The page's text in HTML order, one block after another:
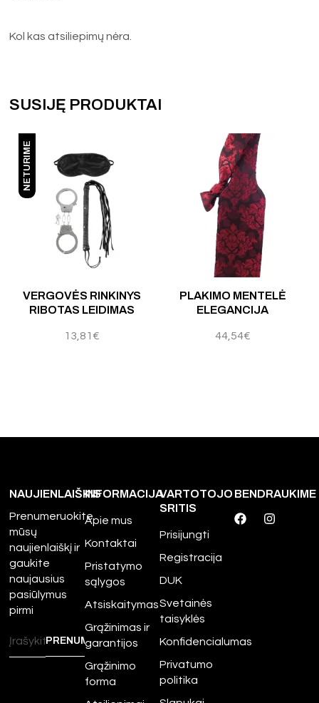
Kol kas atsiliepimų nėra.
SUSIJĘ PRODUKTAI
NETURIME
VERGOVĖS RINKINYS
RIBOTAS LEIDIMAS
13,81 €
PLAKIMO MENTELĖ
ELEGANCIJA
44,54€
NAUJIENLAIŠKIS
Prenumeruokite
mūsų
naujienlaiškį ir
gaukite
naujausius
pasiūlymus
pirmi
INFORMACIJA
Apie mus
Kontaktai
Pristatymo
sąlygos
Atsiskaitymas
Grąžinimas ir
garantijos
Grąžinimo
forma
VARTOTOJO
SRITIS
Prisijungti
Registracija
DUK
Svetainės
taisyklės
Konfidencialumas
Privatumo
politika
BENDRAUKIME